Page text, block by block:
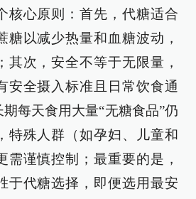
核心原则：首先，代糖适合
糖以减少热量和血糖波动，
其次，安全不等于无限量，
安全摄入标准且日常饮食通
每天食用大量“无糖食品”仍
特殊人群（如孕妇、儿童和
需谨慎控制；最重要的是，
于代糖选择，即便选用最安